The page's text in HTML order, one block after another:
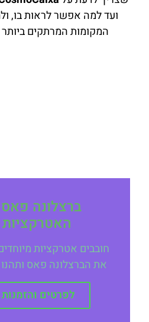
ועד למה אפשר לראות בו,
המקומות המרתקים ביותר
ברצלונה
חובבים אטרקציות
את הברצלונה פאס ותהנו
לפרטים